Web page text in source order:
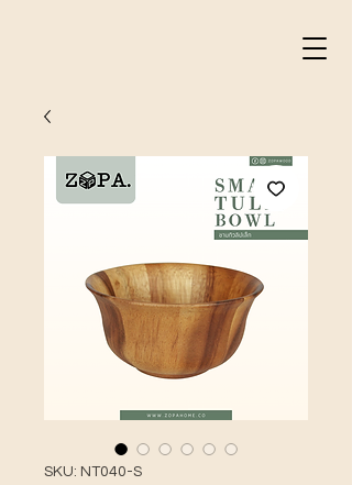
SKU: NT040-S